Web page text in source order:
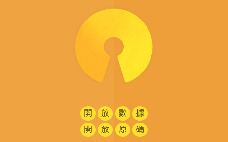
開 放 數
據
開
放 原 碼